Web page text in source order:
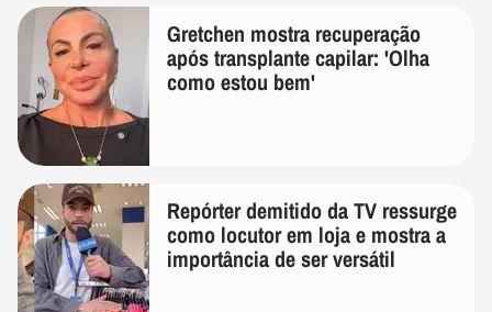
Gretchen mostra recuperação
após transplante capilar: 'Olha
como estou bem'
Repórter demitido da TV ressurge
como locutor em loja e mostra a
importância de ser versátil